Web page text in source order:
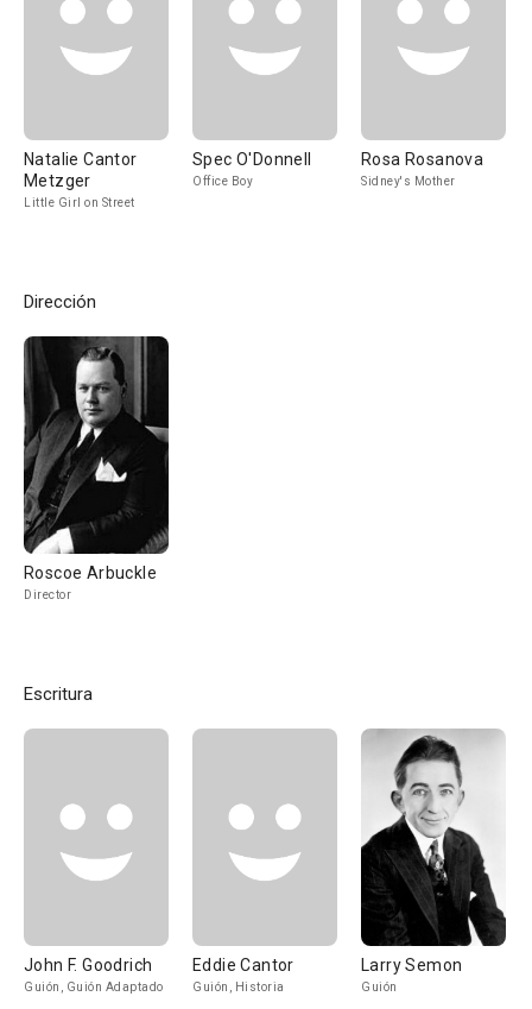
Natalie Cantor
Metzger
Little Girl on Street
Spec O'Donnell
Office Boy
Rosa Rosanova
Sidney's Mother
Dirección
Roscoe Arbuckle
Director
Escritura
John F. Goodrich
Guión, Guión Adaptado
Eddie Cantor
Guión, Historia
Larry Semon
Guión